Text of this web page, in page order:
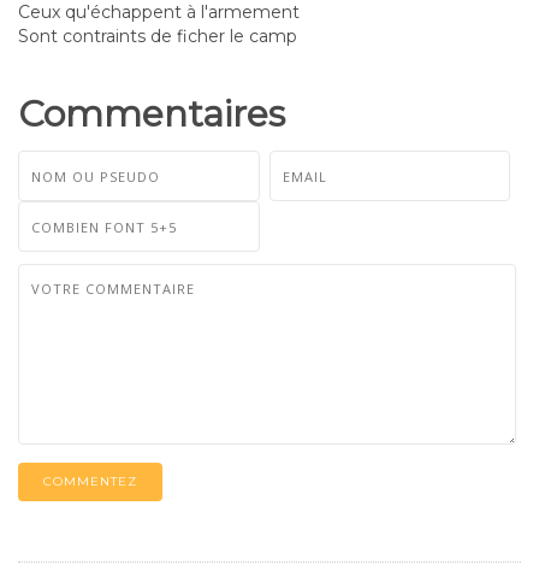
Ceux qu'échappent à l'armement
Sont contraints de ficher le camp
Commentaires
COMMENTEZ